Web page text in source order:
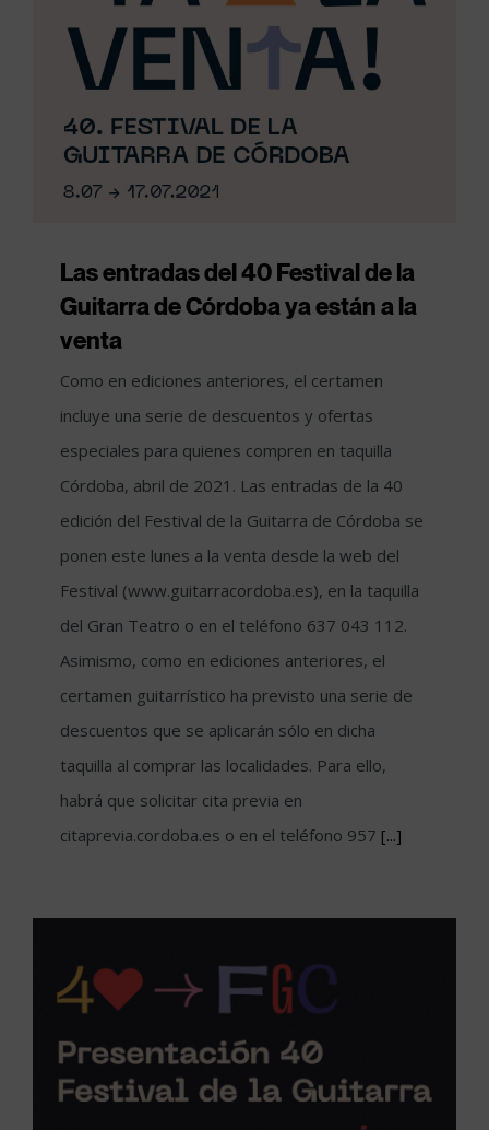
Las entradas del 40 Festival de la
Guitarra de Córdoba ya están a la
venta
Como en ediciones anteriores, el certamen
incluye una serie de descuentos y ofertas
especiales para quienes compren en taquilla
Córdoba, abril de 2021. Las entradas de la 40
edición del Festival de la Guitarra de Córdoba se
ponen este lunes a la venta desde la web del
Festival (www.guitarracordoba.es), en la taquilla
del Gran Teatro o en el teléfono 637 043 112.
Asimismo, como en ediciones anteriores, el
certamen guitarrístico ha previsto una serie de
descuentos que se aplicarán sólo en dicha
taquilla al comprar las localidades. Para ello,
habrá que solicitar cita previa en
citaprevia.cordoba.es o en el teléfono 957 [...]